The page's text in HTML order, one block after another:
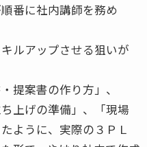
番に社内講師を務め
ルアップさせる狙いが
提案書の作り方」、
上げの準備」、「現場
ように、実際の３ＰＬ